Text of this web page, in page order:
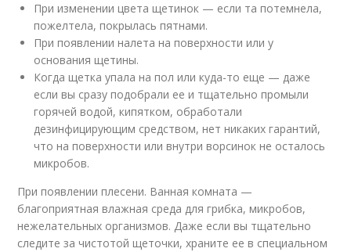
При изменении цвета щетинок — если та потемнела,
пожелтела, покрылась пятнами.
При появлении налета на поверхности или у
основания щетины.
Когда щетка упала на пол или куда-то еще — даже
если вы сразу подобрали ее и тщательно промыли
горячей водой, кипятком, обработали
дезинфицирующим средством, нет никаких гарантий,
что на поверхности или внутри ворсинок не осталось
микробов.
При появлении плесени. Ванная комната —
благоприятная влажная среда для грибка, микробов,
нежелательных организмов. Даже если вы тщательно
следите за чистотой щеточки, храните ее в специальном